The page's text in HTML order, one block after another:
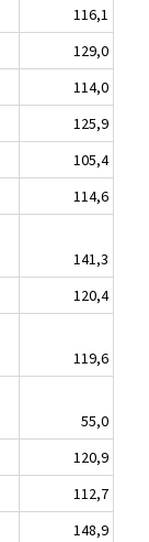
116,1
129,0
114,0
125,9
105,4
114,6
141,3
120,4
119,6
55,0
120,9
112,7
148,9